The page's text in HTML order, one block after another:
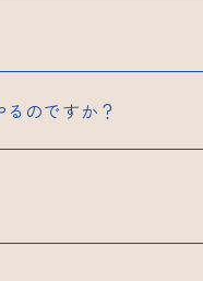
のですか？